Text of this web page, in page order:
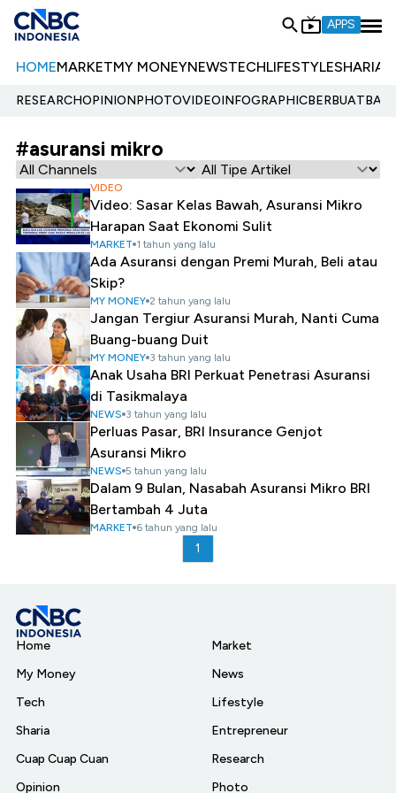
APPS
HOMEMARKETMY MONEYNEWSTECHLIFESTYLESHARIA
RESEARCHOPINIONPHOTOVIDEOINFOGRAPHIC
#asuransi mikro
VIDEO
Video: Sasar Kelas Bawah, Asuransi Mikro
Harapan Saat Ekonomi Sulit
MARKET 1 tahun yang lalu
Ada Asuransi dengan Premi Murah, Beli atau
Skip?
MY MONEY 2 tahun yang lalu
Jangan Tergiur Asuransi Murah, Nanti Cuma
Buang-buang Duit
MY MONEY 3 tahun yang lalu
Anak Usaha BRI Perkuat Penetrasi Asuransi
di Tasikmalaya
NEWS 3 tahun yang lalu
Perluas Pasar, BRI Insurance Genjot
Asuransi Mikro
NEWS 5 tahun yang lalu
Dalam 9 Bulan, Nasabah Asuransi Mikro BRI
Bertambah 4 Juta
MARKET 6 tahun yang lalu
1
Home
My Money
Tech
Sharia
Cuap Cuap Cuan
Opinion
Market
News
Lifestyle
Entrepreneur
Research
Photo